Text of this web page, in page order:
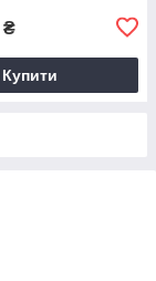
₴
Купити